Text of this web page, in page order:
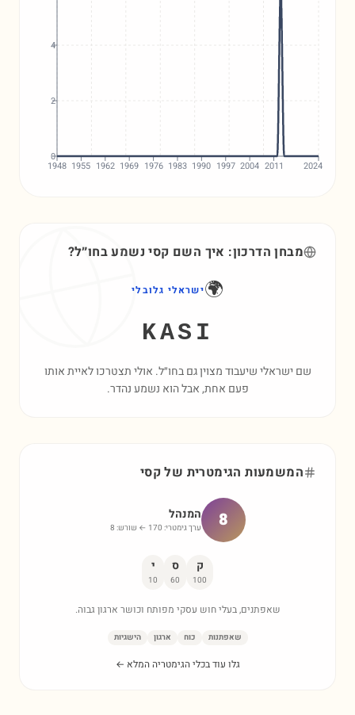
1948 1955 1962 1969 1976 1983 1990 1997 2004 2011 2024
0
2
4
מבחן הדרכון: איך השם קסינשמע בחו״ל?
🌍ישראלי גלובלי
KASI
שם ישראלי שיעבוד מצוין גם בחו״ל. אולי תצטרכו לאיית אותו
פעם אחת, אבל הוא נשמע נהדר.
המשמעות הגימטרית שלקסי
8 המנהל
ערך גימטרי: 170 ← שורש: 8
ק
100
ס
60
י
10
שאפתנים, בעלי חוש עסקי מפותח וכושר ארגון גבוה.
שאפתנות כוח ארגון הישגיות
גלו עוד בכלי הגימטריה המלא ←